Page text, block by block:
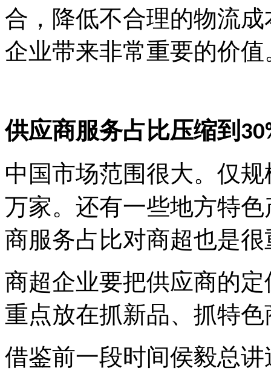
合，降低不合理的物流
企业带来非常重要的价值
供应商服务占比压缩到
中国市场范围很大。仅
万家。还有一些地方特
商服务占比对商超也是
商超企业要把供应商的
重点放在抓新品、抓特
借鉴前一段时间侯毅总